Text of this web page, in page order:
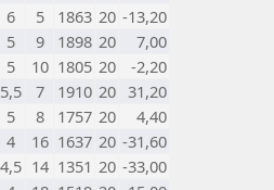
6 5 1863 20 -13,20
5 9 1898 20
7,00
5 10 1805 20
-2,20
5,5 7 1910 20 31,20
5 8 1757 20
4,40
4 16 1637 20 -31,60
4,5 14 1351 20 -33,00